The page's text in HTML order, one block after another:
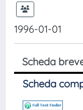
1996-01-01
Scheda
Scheda